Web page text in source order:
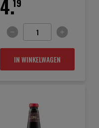
4.
IN WINKELWAGEN